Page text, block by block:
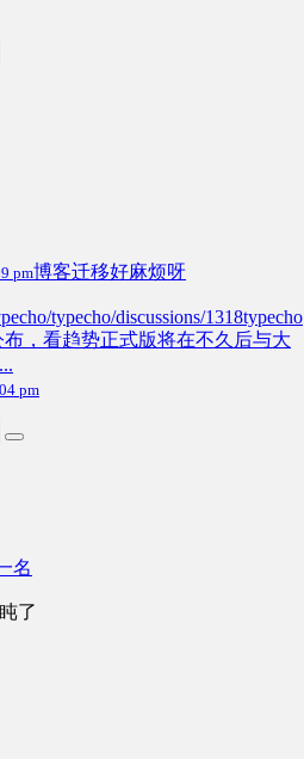
pm博客迁移好麻烦呀
typecho/discussions/1318typecho
布，看趋势正式版将在不久后与大
pm
名
了